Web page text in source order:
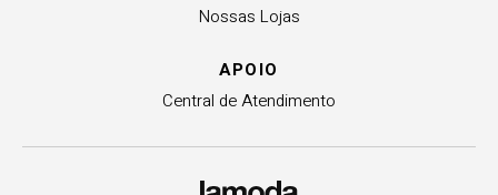
Nossas Lojas
APOIO
Central de Atendimento